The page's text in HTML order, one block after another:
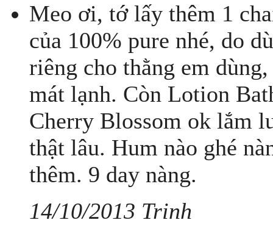
Meo ơi, tớ lấy thêm 1
của 100% pure nhé, do
riêng cho thằng em
mát lạnh. Còn Lotion
Cherry Blossom ok lắm
thật lâu. Hum nào ghé
thêm. 9 day nàng.
14/10/2013 Trinh